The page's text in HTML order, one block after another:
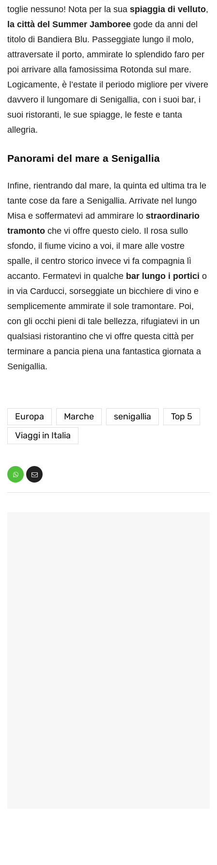
toglie nessuno! Nota per la sua spiaggia di velluto,
la città del Summer Jamboree gode da anni del
titolo di Bandiera Blu. Passeggiate lungo il molo,
attraversate il porto, ammirate lo splendido faro per
poi arrivare alla famosissima Rotonda sul mare.
Logicamente, è l’estate il periodo migliore per vivere
davvero il lungomare di Senigallia, con i suoi bar, i
suoi ristoranti, le sue spiagge, le feste e tanta
allegria.
Panorami del mare a Senigallia
Infine, rientrando dal mare, la quinta ed ultima tra le
tante cose da fare a Senigallia. Arrivate nel lungo
Misa e soffermatevi ad ammirare lo straordinario
tramonto che vi offre questo cielo. Il rosa sullo
sfondo, il fiume vicino a voi, il mare alle vostre
spalle, il centro storico invece vi fa compagnia lì
accanto. Fermatevi in qualche bar lungo i portici o
in via Carducci, sorseggiate un bicchiere di vino e
semplicemente ammirate il sole tramontare. Poi,
con gli occhi pieni di tale bellezza, rifugiatevi in un
qualsiasi ristorantino che vi offre questa città per
terminare a pancia piena una fantastica giornata a
Senigallia.
Europa Marche senigallia
Top 5
Viaggi in Italia